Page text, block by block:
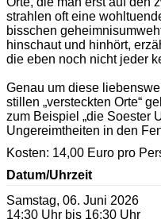
strahlen oft eine
bisschen
hinschaut und hinhört,
die eben noch nicht jeder
Genau um diese
stillen „versteckten Orte“
zum Beispiel „die Soester
Ungereimtheiten in den
Kosten: 14,00 Euro pro
Datum/Uhrzeit
Samstag, 06. Juni 2026
14:30 Uhr bis 16:30 Uhr